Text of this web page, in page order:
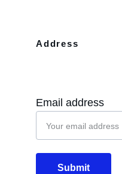
Email address
Submit
Address